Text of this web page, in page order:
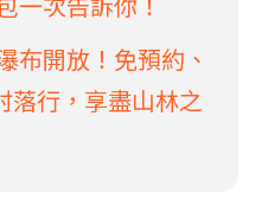
布開放！免預約、
落行，享盡山林之